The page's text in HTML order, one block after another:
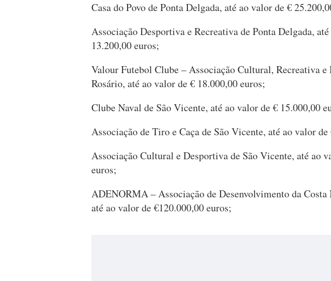
Casa do Povo de Ponta Delgada, até ao valor de €
Associação Desportiva e Recreativa de Ponta Delgada,
13.200,00 euros;
Valour Futebol Clube – Associação Cultural, Recreativa e
Rosário, até ao valor de € 18.000,00 euros;
Clube Naval de São Vicente, até ao valor de € 15.000,00
Associação de Tiro e Caça de São Vicente, até ao valor
Associação Cultural e Desportiva de São Vicente, até ao
euros;
ADENORMA – Associação de Desenvolvimento da
até ao valor de €120.000,00 euros;